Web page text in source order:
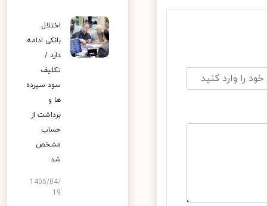
اختلال
بانکی ادامه
دارد /
تکلیف
سود سپرده
ها و
برداشت از
حساب
مشخص
شد
1405/04/
19